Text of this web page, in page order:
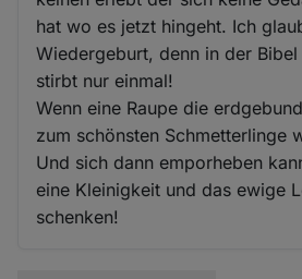
hat wo es jetzt hingeht. Ich
Wiedergeburt, denn in der
stirbt nur einmal!
Wenn eine Raupe die
zum schönsten Schmetterlinge
Und sich dann emporheben
eine Kleinigkeit und das ewige
schenken!